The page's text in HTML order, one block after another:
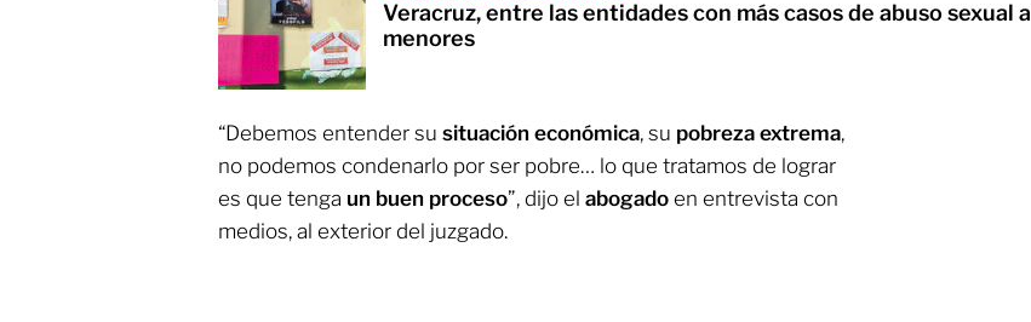
Veracruz, entre las entidades con más casos de abuso sexual a
menores
“Debemos entender su situación económica, su pobreza extrema,
no podemos condenarlo por ser pobre… lo que tratamos de lograr
es que tenga un buen proceso”, dijo el abogado en entrevista con
medios, al exterior del juzgado.